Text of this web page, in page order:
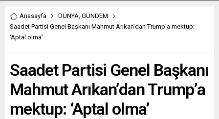
Anasayfa DÜNYA, GÜNDEM
Saadet Partisi Genel Başkanı Mahmut Arıkan’dan Trump’a mektup:
‘Aptal olma’
Saadet Partisi Genel Başkanı
Mahmut Arıkan’dan Trump’a
mektup: ‘Aptal olma’